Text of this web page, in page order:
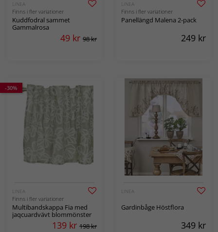
LINEA
Finns i fler variationer
Kuddfodral sammet
Gammalrosa
49 kr 98 kr
LINEA
Finns i fler variationer
Panellängd Malena 2-pack
249 kr
-30%
LINEA
Finns i fler variationer
Multibandskappa Fia med
jaqcuardvävt blommönster
139 kr 198 kr
LINEA
Gardinbåge Höstflora
349 kr